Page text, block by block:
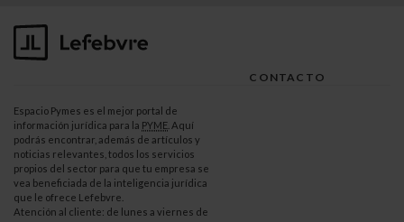
CONTACTO
Espacio Pymes es el mejor portal de
información jurídica para la PYME . Aquí
podrás encontrar, además de artículos y
noticias relevantes, todos los servicios
propios del sector para que tu empresa se
vea beneficiada de la inteligencia jurídica
que le ofrece Lefebvre.
Atención al cliente: de lunes a viernes de